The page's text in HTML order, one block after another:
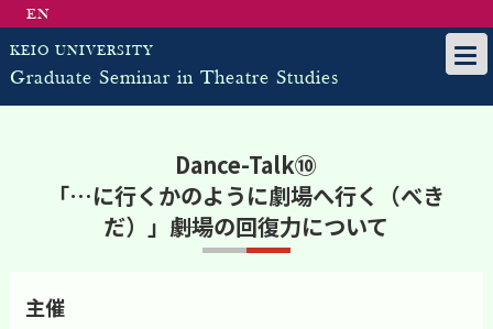
EN
KEIO UNIVERSITY
Graduate Seminar in Theatre Studies
Dance-Talk⑩
「…に行くかのように劇場へ行く（べき
だ）」――劇場の回復力について
主催